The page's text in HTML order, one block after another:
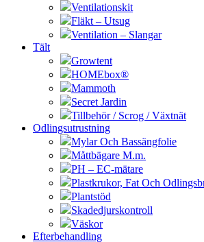
Ventilationskit
Fläkt – Utsug
Ventilation – Slangar
Tält
Growtent
HOMEbox®
Mammoth
Secret Jardin
Tillbehör / Scrog / Växtnät
Odlingsutrustning
Mylar Och Bassängfolie
Måttbägare M.m.
PH – EC-mätare
Plastkrukor, Fat Och
Plantstöd
Skadedjurskontroll
Väskor
Efterbehandling